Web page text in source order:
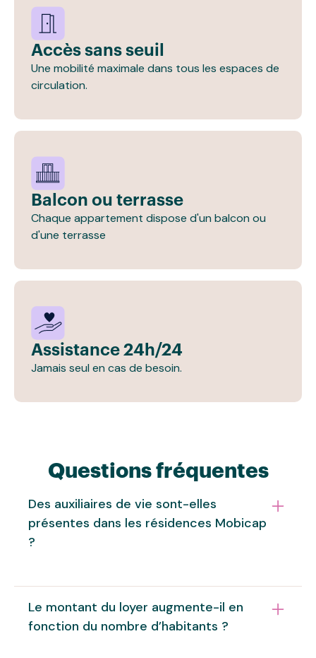
Accès sans seuil
Une mobilité maximale dans tous les espaces de
circulation.
Balcon ou terrasse
Chaque appartement dispose d'un balcon ou
d'une terrasse
Assistance 24h/24
Jamais seul en cas de besoin.
Questions fréquentes
Des auxiliaires de vie sont-elles
présentes dans les résidences Mobicap
?
le confort et la sécurité des locataires. Dans
toutes nos résidences, des auxiliaires de vie sont
Le montant du loyer augmente-il en
fonction du nombre d’habitants ?